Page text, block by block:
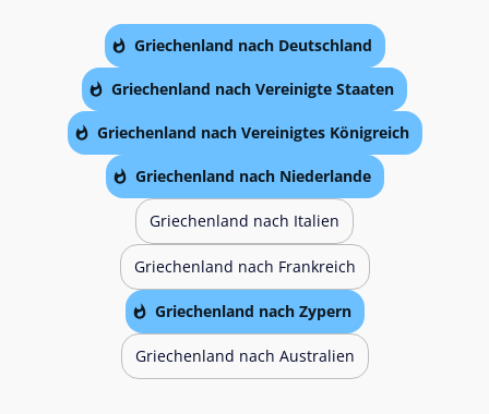
Griechenland nach Deutschland
Griechenland nach Vereinigte Staaten
Griechenland nach Vereinigtes Königreich
Griechenland nach Niederlande
Griechenland nach Italien
Griechenland nach Frankreich
Griechenland nach Zypern
Griechenland nach Australien